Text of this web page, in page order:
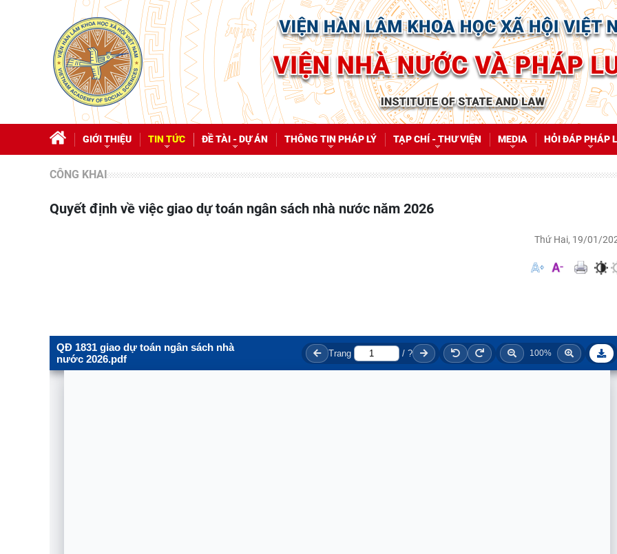
GIỚI THIỆU TIN TỨC ĐỀ TÀI - DỰ ÁN THÔNG TIN PHÁP LÝ TẠP CHÍ - THƯ VIỆN MEDIA HỎI ĐÁP PHÁP
CÔNG KHAI
Quyết định về việc giao dự toán ngân sách nhà nước năm 2026
Thứ Hai, 19/01/